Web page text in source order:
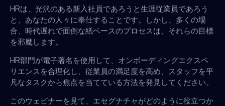
HRは、光沢のある新入社員であろうと生涯従業員であろう
と、あなたの人々に奉仕することです。しかし、多くの場
合、時代遅れで面倒な紙ベースのプロセスは、それらの目標
を邪魔します。
HR部門が電子署名を使用して、オンボーディングエクスペ
リエンスを合理化し、従業員の満足度を高め、スタッフを平
凡なタスクから焦点を当てている方法を発見してください。
このウェビナーを見て、エセグナチャがどのように役立つか